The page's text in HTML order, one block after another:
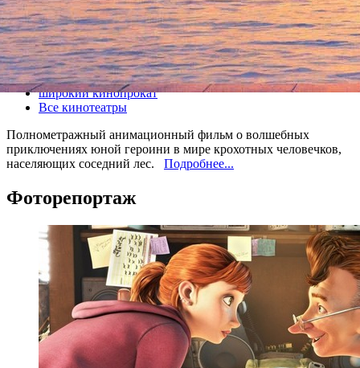
05 июня 2013, среда-19 июня 2013, среда
Версия для печати
Все кино
широкий кинопрокат
Все кинотеатры
Полнометражный анимационный фильм о волшебных
приключениях юной героини в мире крохотных человечков,
населяющих соседний лес. Подробнее...
Фоторепортаж